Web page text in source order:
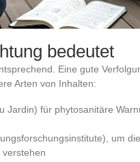
bedeutet
Eine gute
Arten von Inhalten:
Jardin) für phytosanitäre
um die